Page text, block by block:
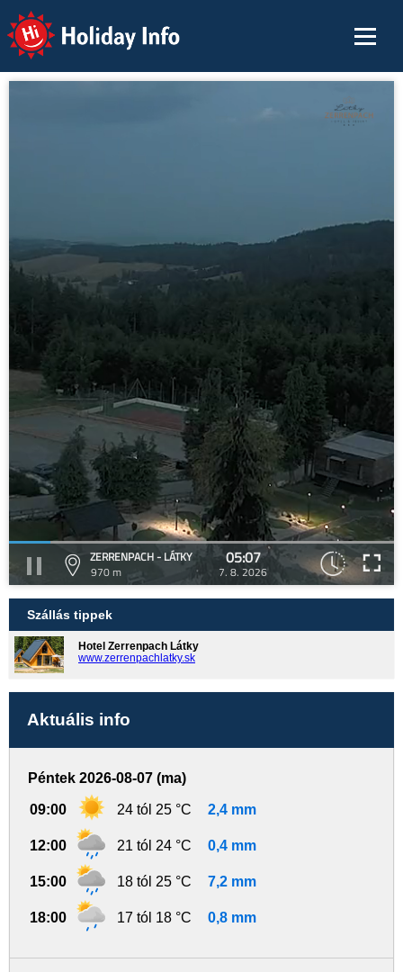
Holiday Info
ZERRENPACH - LÁTKY
970 m
05:07
7. 8. 2026
Szállás tippek
Hotel Zerrenpach Látky
www.zerrenpachlatky.sk
Aktuális info
Péntek 2026-08-07 (ma)
09:00 24 tól 25 °C 2,4 mm
12:00 21 tól 24 °C 0,4 mm
15:00 18 tól 25 °C 7,2 mm
18:00 17 tól 18 °C 0,8 mm